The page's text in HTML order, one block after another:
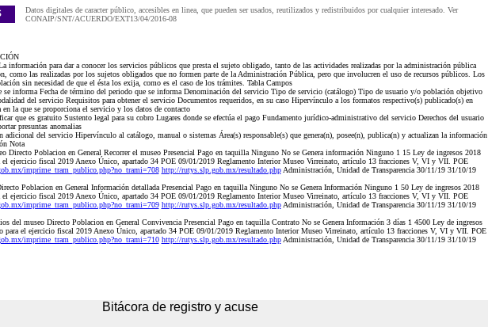
Datos digitales de caracter público, accesibles en linea, que pueden ser usados, reutilizados y redistribuidos por cualquier interesado. Ver
CONAIP/SNT/ACUERDO/EXT13/04/2016-08
información para dar a conocer los servicios públicos que presta el sujeto obligado, tanto de las actividades realizadas por la administración pública
como las realizadas por los sujetos obligados que no formen parte de la Administración Pública, pero que involucren el uso de recursos públicos. Los
sin necesidad de que el ésta los exija, como es el caso de los trámites. Tabla Campos
informa Fecha de término del periodo que se informa Denominación del servicio Tipo de servicio (catálogo) Tipo de usuario y/o población objetivo
del servicio Requisitos para obtener el servicio Documentos requeridos, en su caso Hipervínculo a los formatos respectivo(s) publicado(s) en
la que se proporciona el servicio y los datos de contacto
que es gratuito Sustento legal para su cobro Lugares donde se efectúa el pago Fundamento jurídico-administrativo del servicio Derechos del usuario
presuntas anomalias
del servicio Hipervínculo al catálogo, manual o sistemas Área(s) responsable(s) que genera(n), posee(n), publica(n) y actualizan la información
Nota
Directo Poblacion en General Recorrer el museo Presencial Pago en taquilla Ninguno No se Genera información Ninguno 1 15 Ley de ingresos 2018
el ejercicio fiscal 2019 Anexo Único, apartado 34 POE 09/01/2019 Reglamento Interior Museo Virreinato, artículo 13 fracciones V, VI y VII. POE
imprime_tram_publico.php?no_trami=708 http://rutys.slp.gob.mx/resultado.phpAdministración, Unidad de Transparencia 30/11/19 31/10/19
Poblacion en General Información detallada Presencial Pago en taquilla Ninguno No se Genera Información Ninguno 1 50 Ley de ingresos 2018
el ejercicio fiscal 2019 Anexo Único, apartado 34 POE 09/01/2019 Reglamento Interior Museo Virreinato, artículo 13 fracciones V, VI y VII. POE
imprime_tram_publico.php?no_trami=709 http://rutys.slp.gob.mx/resultado.phpAdministración, Unidad de Transparencia 30/11/19 31/10/19
del museo Directo Poblacion en General Convivencia Presencial Pago en taquilla Contrato No se Genera Información 3 días 1 4500 Ley de ingresos
para el ejercicio fiscal 2019 Anexo Único, apartado 34 POE 09/01/2019 Reglamento Interior Museo Virreinato, artículo 13 fracciones V, VI y VII. POE
imprime_tram_publico.php?no_trami=710 http://rutys.slp.gob.mx/resultado.phpAdministración, Unidad de Transparencia 30/11/19 31/10/19
Bitácora de registro y acuse